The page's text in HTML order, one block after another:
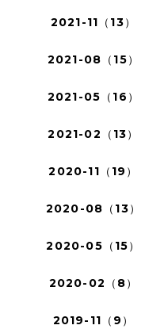
2021-11（13）
2021-08（15）
2021-05（16）
2021-02（13）
2020-11（19）
2020-08（13）
2020-05（15）
2020-02（8）
2019-11（9）